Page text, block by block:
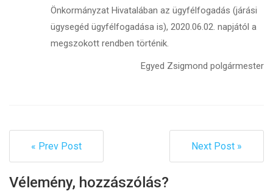
Önkormányzat Hivatalában az ügyfélfogadás (járási
ügysegéd ügyfélfogadása is), 2020.06.02. napjától a
megszokott rendben történik.
Egyed Zsigmond polgármester
« Prev Post Next Post »
Vélemény, hozzászólás?